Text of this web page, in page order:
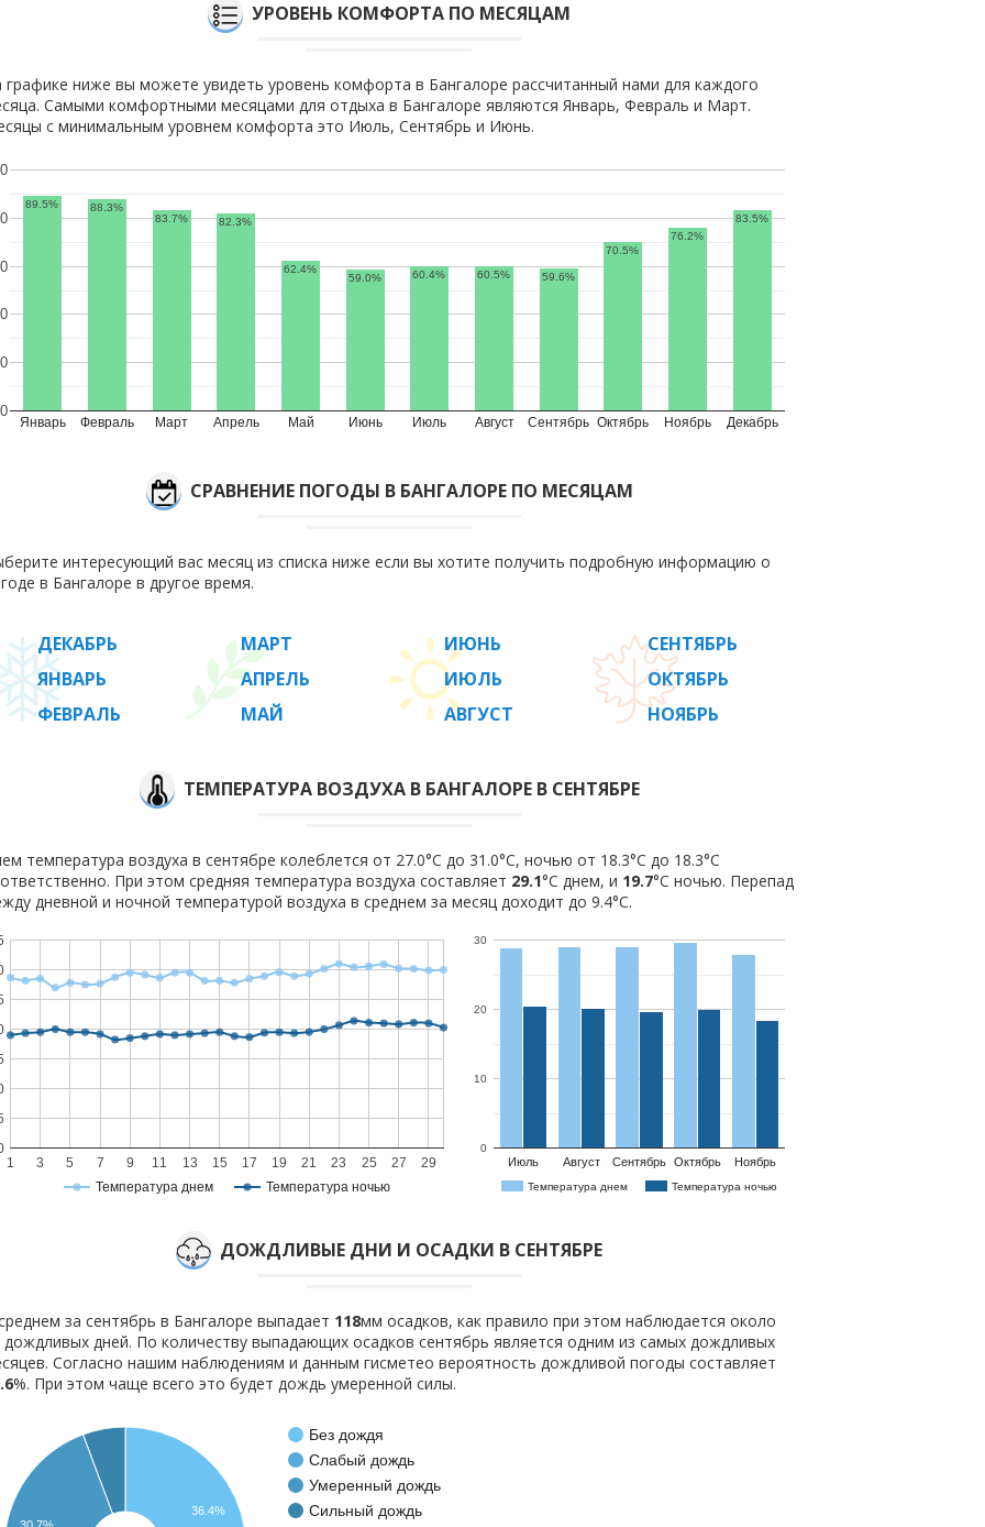
УРОВЕНЬ КОМФОРТА ПО МЕСЯЦАМ
графике ниже вы можете увидеть уровень комфорта в Бангалоре рассчитанный нами для каждого
Самыми комфортными месяцами для отдыха в Бангалоре являются Январь, Февраль и Март.
с минимальным уровнем комфорта это Июль, Сентябрь и Июнь.
Январь Февраль Март Апрель Май Июнь Июль Август Сентябрь Октябрь Ноябрь Декабрь
0
89.5%
88.3%
83.7%
82.3%
62.4%
59.0% 60.4% 60.5% 59.6%
70.5%
76.2%
83.5%
СРАВНЕНИЕ ПОГОДЫ В БАНГАЛОРЕ ПО МЕСЯЦАМ
интересующий вас месяц из списка ниже если вы хотите получить подробную информацию о
в Бангалоре в другое время.
ДЕКАБРЬ
ЯНВАРЬ
ФЕВРАЛЬ
МАРТ
АПРЕЛЬ
МАЙ
ИЮНЬ
ИЮЛЬ
АВГУСТ
СЕНТЯБРЬ
ОКТЯБРЬ
НОЯБРЬ
ТЕМПЕРАТУРА ВОЗДУХА В БАНГАЛОРЕ В СЕНТЯБРЕ
температура воздуха в сентябре колеблется от 27.0°C до 31.0°C, ночью от 18.3°C до 18.3°C
При этом средняя температура воздуха составляет 29.1°C днем, и 19.7°C ночью. Перепад
дневной и ночной температурой воздуха в среднем за месяц доходит до 9.4°С.
Температура днем Температура ночью
1 3 5 7 9 11 13 15 17 19 21 23 25 27 29
Температура днем Температура ночью
Июль Август Сентябрь Октябрь Ноябрь
0
10
20
30
ДОЖДЛИВЫЕ ДНИ И ОСАДКИ В СЕНТЯБРЕ
за сентябрь в Бангалоре выпадает 118мм осадков, как правило при этом наблюдается около
дождливых дней. По количеству выпадающих осадков сентябрь является одним из самых дождливых
Согласно нашим наблюдениям и данным гисметео вероятность дождливой погоды составляет
%. При этом чаще всего это будет дождь умеренной силы.
Без дождя
Слабый дождь
Умеренный дождь
Сильный дождь
36.4%